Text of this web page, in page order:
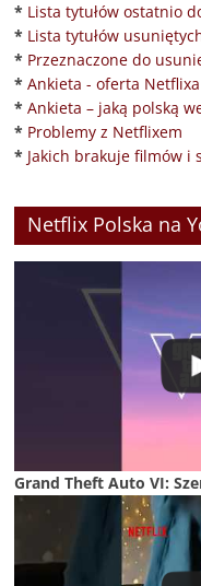
* Lista tytułów ostatnio
* Lista tytułów
* Przeznaczone do
* Ankieta - oferta
* Ankieta – jaką polską
* Problemy z Netflixem
* Jakich brakuje filmów i
Netflix Polska na
Grand Theft Auto VI: